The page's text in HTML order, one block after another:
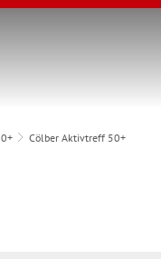
Cölber Aktivtreff 50+